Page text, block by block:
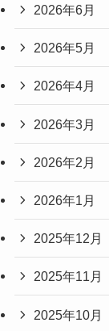
2026年6月
2026年5月
2026年4月
2026年3月
2026年2月
2026年1月
2025年12月
2025年11月
2025年10月